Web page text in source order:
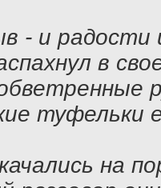
- и радости
в
туфельки
на